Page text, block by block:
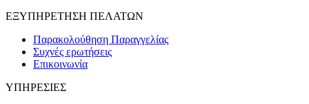
ΕΞΥΠΗΡΕΤΗΣΗ ΠΕΛΑΤΩΝ
Παρακολούθηση Παραγγελίας
Συχνές ερωτήσεις
Επικοινωνία
ΥΠΗΡΕΣΙΕΣ